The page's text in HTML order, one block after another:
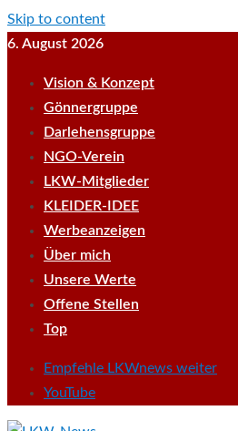
Skip to content
6. August 2026
Vision & Konzept
Gönnergruppe
Darlehensgruppe
NGO-Verein
LKW-Mitglieder
KLEIDER-IDEE
Werbeanzeigen
Über mich
Unsere Werte
Offene Stellen
Top
Empfehle LKWnews weiter
YouTube